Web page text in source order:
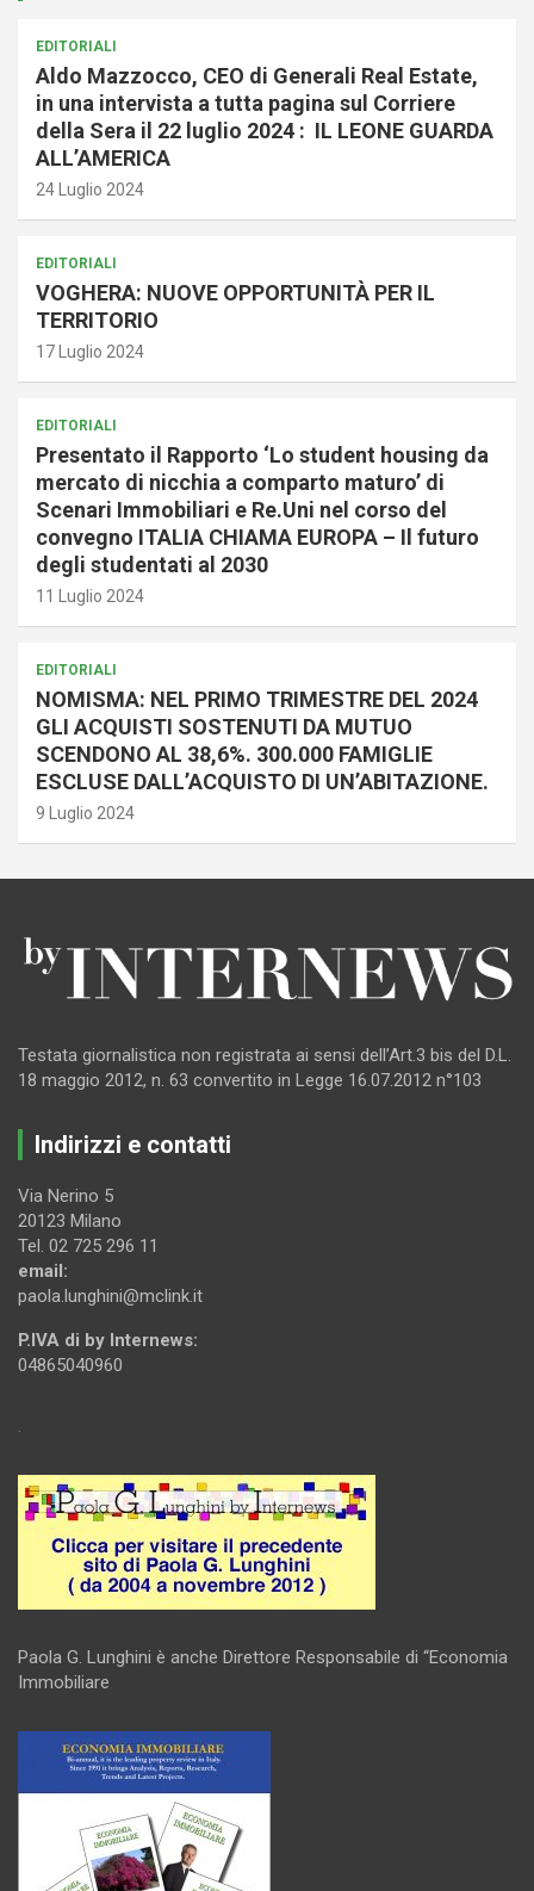
EDITORIALI
Aldo Mazzocco, CEO di Generali Real Estate,
in una intervista a tutta pagina sul Corriere
della Sera il 22 luglio 2024 : IL LEONE GUARDA
ALL’AMERICA
24 Luglio 2024
EDITORIALI
VOGHERA: NUOVE OPPORTUNITÀ PER IL
TERRITORIO
17 Luglio 2024
EDITORIALI
Presentato il Rapporto ‘Lo student housing da
mercato di nicchia a comparto maturo’ di
Scenari Immobiliari e Re.Uni nel corso del
convegno ITALIA CHIAMA EUROPA – Il futuro
degli studentati al 2030
11 Luglio 2024
EDITORIALI
NOMISMA: NEL PRIMO TRIMESTRE DEL 2024
GLI ACQUISTI SOSTENUTI DA MUTUO
SCENDONO AL 38,6%. 300.000 FAMIGLIE
ESCLUSE DALL’ACQUISTO DI UN’ABITAZIONE.
9 Luglio 2024
Testata giornalistica non registrata ai sensi dell’Art.3 bis del D.L.
18 maggio 2012, n. 63 convertito in Legge 16.07.2012 n°103
Indirizzi e contatti
Via Nerino 5
20123 Milano
Tel. 02 725 296 11
email:
paola.lunghini@mclink.it
P.IVA di by Internews:
04865040960
.
Paola G. Lunghini è anche Direttore Responsabile di “Economia
Immobiliare